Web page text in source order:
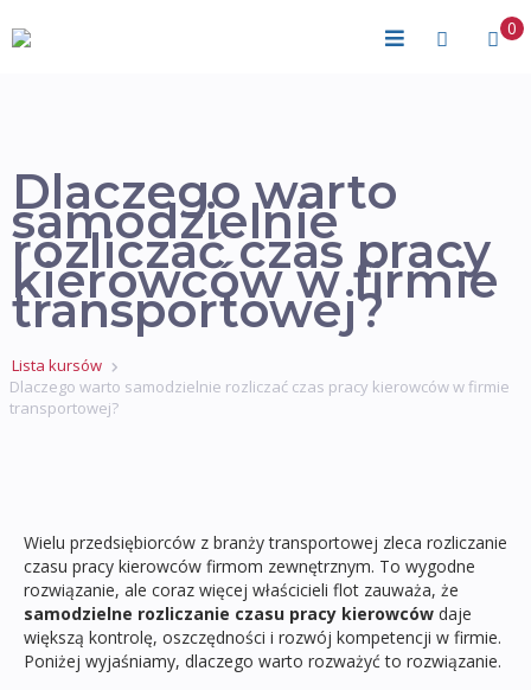
0
Dlaczego warto
samodzielnie
rozliczać czas pracy
kierowców w firmie
transportowej?
Lista kursów
Dlaczego warto samodzielnie rozliczać czas pracy kierowców w firmie
transportowej?
Wielu przedsiębiorców z branży transportowej zleca rozliczanie
czasu pracy kierowców firmom zewnętrznym. To wygodne
rozwiązanie, ale coraz więcej właścicieli flot zauważa, że
samodzielne rozliczanie czasu pracy kierowców daje
większą kontrolę, oszczędności i rozwój kompetencji w firmie.
Poniżej wyjaśniamy, dlaczego warto rozważyć to rozwiązanie.